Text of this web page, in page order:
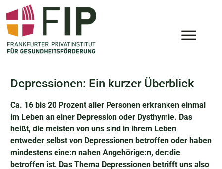
Depressionen: Ein kurzer Überblick
Ca. 16 bis 20 Prozent aller Personen erkranken einmal
im Leben an einer Depression oder Dysthymie. Das
heißt, die meisten von uns sind in ihrem Leben
entweder selbst von Depressionen betroffen oder haben
mindestens eine:n nahen Angehörige:n, der:die
betroffen ist. Das Thema Depressionen betrifft uns also